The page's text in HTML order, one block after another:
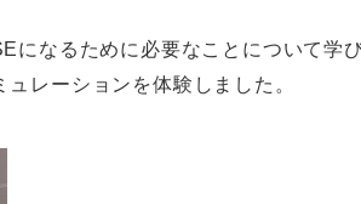
になるために必要なことについて学び
レーションを体験しました。